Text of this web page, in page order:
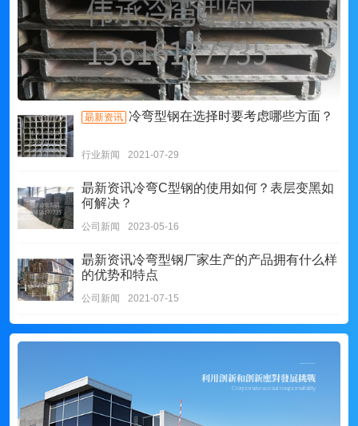
朂新资讯 冷弯型钢在选择时要考虑哪些方面？
行业新闻 2021-07-29
朂新资讯冷弯C型钢的使用如何？表层变黑如
何解决？
公司新闻 2023-05-16
朂新资讯冷弯型钢厂家生产的产品拥有什么样
的优势和特点
公司新闻 2021-07-15